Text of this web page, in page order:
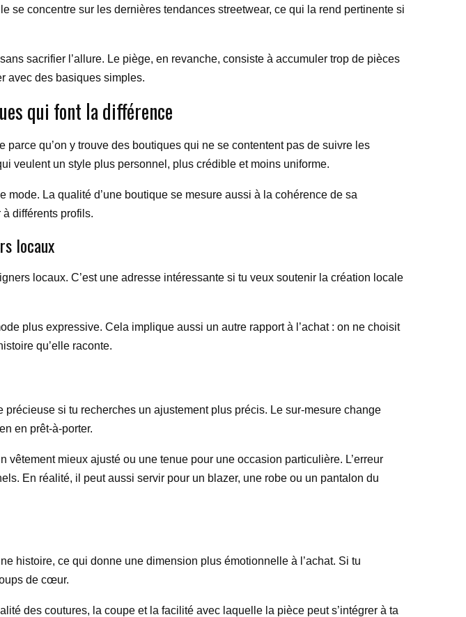
se concentre sur les dernières tendances streetwear, ce qui la rend pertinente si
sacrifier l’allure. Le piège, en revanche, consiste à accumuler trop de pièces
avec des basiques simples.
qui font la différence
qu’on y trouve des boutiques qui ne se contentent pas de suivre les
veulent un style plus personnel, plus crédible et moins uniforme.
La qualité d’une boutique se mesure aussi à la cohérence de sa
différents profils.
locaux
locaux. C’est une adresse intéressante si tu veux soutenir la création locale
plus expressive. Cela implique aussi un autre rapport à l’achat : on ne choisit
qu’elle raconte.
si tu recherches un ajustement plus précis. Le sur-mesure change
en prêt-à-porter.
mieux ajusté ou une tenue pour une occasion particulière. L’erreur
En réalité, il peut aussi servir pour un blazer, une robe ou un pantalon du
histoire, ce qui donne une dimension plus émotionnelle à l’achat. Si tu
de cœur.
des coutures, la coupe et la facilité avec laquelle la pièce peut s’intégrer à ta